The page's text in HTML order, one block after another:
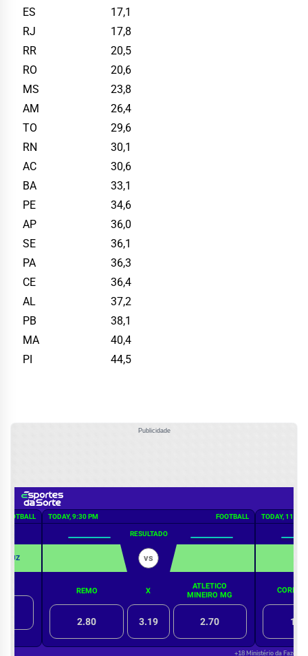
ES
17,1
RJ
17,8
RR
20,5
RO
20,6
MS
23,8
AM
26,4
TO
29,6
RN
30,1
AC
30,6
BA
33,1
PE
34,6
AP
36,0
SE
36,1
PA
36,3
CE
36,4
AL
37,2
PB
38,1
MA
40,4
PI
44,5
Publicidade